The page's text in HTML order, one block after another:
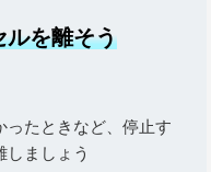
ルを離そう
ったときなど、停止す
しましょう